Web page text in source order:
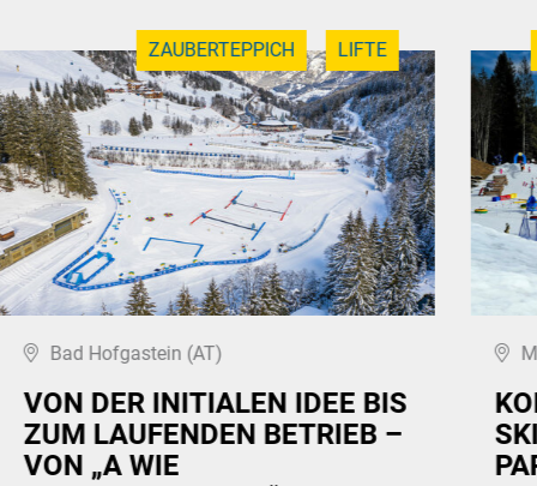
ZAUBERTEPPICH LIFTE
Bad Hofgastein (AT)
VON DER INITIALEN IDEE BIS
ZUM LAUFENDEN BETRIEB –
VON „A WIE